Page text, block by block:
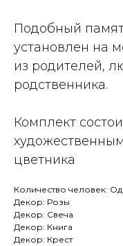
Подобный
установлен на
из родителей,
родственника.
Комплект
цветника
Количество человек:
Декор: Розы
Декор: Свеча
Декор: Книга
Декор: Крест